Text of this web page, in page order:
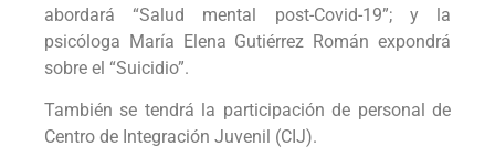
abordará “Salud mental post-Covid-19”; y la
psicóloga María Elena Gutiérrez Román expondrá
sobre el “Suicidio”.
También se tendrá la participación de personal de
Centro de Integración Juvenil (CIJ).